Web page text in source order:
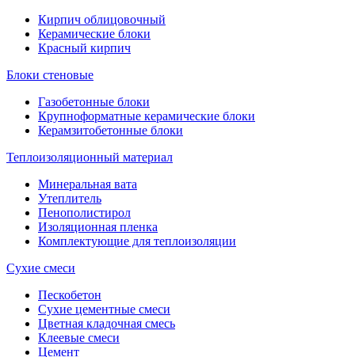
Кирпич облицовочный
Керамические блоки
Красный кирпич
Блоки стеновые
Газобетонные блоки
Крупноформатные керамические блоки
Керамзитобетонные блоки
Теплоизоляционный материал
Минеральная вата
Утеплитель
Пенополистирол
Изоляционная пленка
Комплектующие для теплоизоляции
Сухие смеси
Пескобетон
Сухие цементные смеси
Цветная кладочная смесь
Клеевые смеси
Цемент